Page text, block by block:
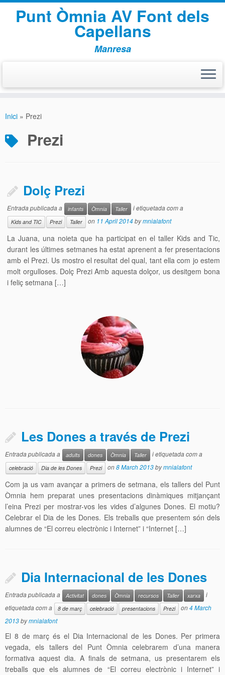
Punt Òmnia AV Font dels
Capellans
Manresa
Inici » Prezi
Prezi
Dolç Prezi
Entrada publicada a infants Òmnia Taller i etiquetada com a
Kids and TIC Prezi Taller on 11 April 2014bymnialafont
La Juana, una noieta que ha participat en el taller Kids and Tic,
durant les últimes setmanes ha estat aprenent a fer presentacions
amb el Prezi. Us mostro el resultat del qual, tant ella com jo estem
molt orgulloses. Dolç Prezi Amb aquesta dolçor, us desitgem bona
i feliç setmana […]
Les Dones a través de Prezi
Entrada publicada a adults dones Òmnia Taller i etiquetada com a
celebració Dia de les Dones Prezi on8 March 2013bymnialafont
Com ja us vam avançar a primers de setmana, els tallers del Punt
Òmnia hem preparat unes presentacions dinàmiques mitjançant
l’eina Prezi per mostrar-vos les vides d’algunes Dones. El motiu?
Celebrar el Dia de les Dones. Els treballs que presentem són dels
alumnes de “El correu electrònic i Internet” i “Internet […]
Dia Internacional de les Dones
Entrada publicada a Activitat dones Òmnia recursos Taller xarxa
i
etiquetada com a
8 de març celebració presentacions Prezi on4 March
2013bymnialafont
El 8 de març és el Dia Internacional de les Dones. Per primera
vegada, els tallers del Punt Òmnia celebrarem d’una manera
formativa aquest dia. A finals de setmana, us presentarem els
treballs que els alumnes de “El correu electrònic i Internet” i